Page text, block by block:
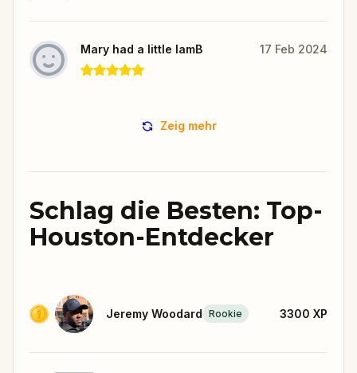
Mary had a little lamB 17 Feb 2024
Zeig mehr
Schlag die Besten: Top-
Houston-Entdecker
Jeremy Woodard Rookie 3300 XP